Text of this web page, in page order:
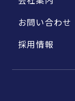
お問い合わせ
採用情報